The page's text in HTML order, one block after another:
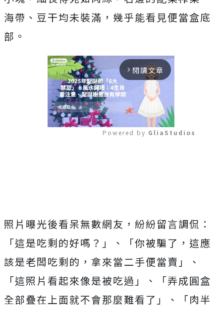
海帶、豆干均未裝滿，幾乎能看見便當盒底
部。
arrow_forward_ios 閱讀文章
Powered by GliaStudios
照片曝光後看呆無數網友，紛紛留言調侃：
「這是吃剩的好嗎？」、「你被騙了，這應
該是老闆吃剩的，拿來當二手便當賣」、
「這照片看起來像是被吃過」、「弄成圓盒
全部疊在上面就不會那麼難看了」、「肉半